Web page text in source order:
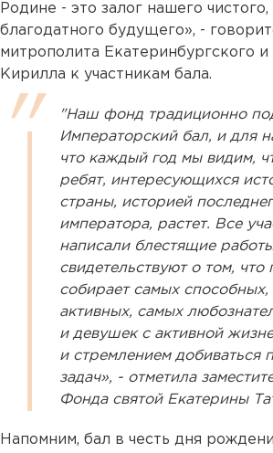
Родине - это залог нашего
благодатного будущего», -
митрополита Екатеринбургского
Кирилла к участникам бала.
"Наш фонд традиционно
Императорский бал, и для
что каждый год мы видим,
ребят, интересующихся
страны, историей
императора, растет. Все
написали блестящие
свидетельствуют о том, что
собирает самых способных,
активных, самых
и девушек с активной
и стремлением добиваться
задач», - отметила
Фонда святой Екатерины
Напомним, бал в честь дня